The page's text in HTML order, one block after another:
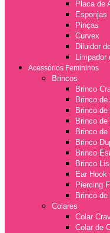
Placa de
Esponjas
Pinças
Curvex
Diluidor
Limpador
Acessórios Femininos
Brincos
Brinco
Brinco de
Brinco de
Brinco de
Brinco de
Brinco
Brinco
Brinco
Ear Hook
Piercing
Brinco de
Colares
Colar
Colar de